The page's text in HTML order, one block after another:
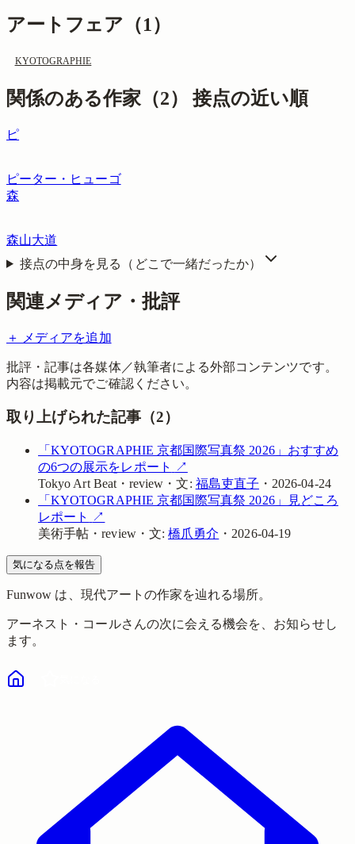
アートフェア（1）
KYOTOGRAPHIE
関係のある作家（2） 接点の近い順
ピ
ピーター・ヒューゴ
森
森山大道
接点の中身を見る（どこで一緒だったか）
関連メディア・批評
＋ メディアを追加
批評・記事は各媒体／執筆者による外部コンテンツです。
内容は掲載元でご確認ください。
取り上げられた記事（2）
「KYOTOGRAPHIE 京都国際写真祭 2026」おすすめ
の6つの展示をレポート
↗
Tokyo Art Beat・ review ・文: 福島吏直子 ・ 2026-04-24
「KYOTOGRAPHIE 京都国際写真祭 2026」見どころ
レポート
↗
美術手帖 ・review・ 文:橋爪勇介 ・ 2026-04-19
気になる点を報告
Funwow は、現代アートの作家を辿れる場所。
アーネスト・コールさんの次に会える機会を、お知らせし
ます。